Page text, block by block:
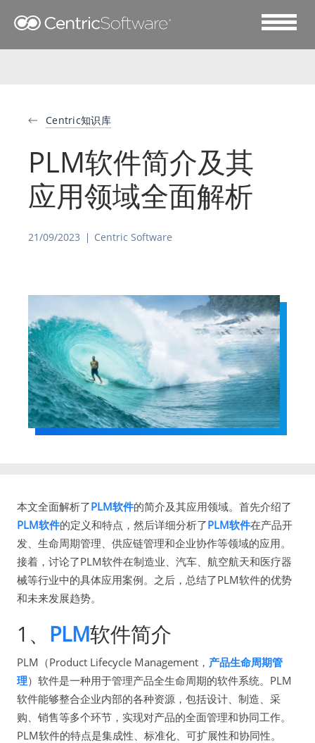
Centric知识库
PLM软件简介及其
应用领域全面解析
21/09/2023 Centric Software
本文全面解析了PLM软件的简介及其应用领域。首先介绍了
PLM软件的定义和特点，然后详细分析了PLM软件在产品开
发、生命周期管理、供应链管理和企业协作等领域的应用。
接着，讨论了PLM软件在制造业、汽车、航空航天和医疗器
械等行业中的具体应用案例。之后，总结了PLM软件的优势
和未来发展趋势。
1、 PLM软件简介
PLM（Product Lifecycle Management， 产品生命周期管
理）软件是一种用于管理产品全生命周期的软件系统。PLM
软件能够整合企业内部的各种资源，包括设计、制造、采
购、销售等多个环节，实现对产品的全面管理和协同工作。
PLM软件的特点是集成性、标准化、可扩展性和协同性。